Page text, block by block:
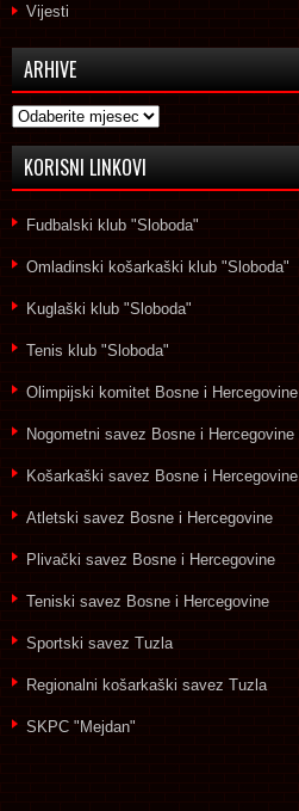
Vijesti
ARHIVE
Arhive
KORISNI LINKOVI
Fudbalski klub "Sloboda"
Omladinski košarkaški klub "Sloboda"
Kuglaški klub "Sloboda"
Tenis klub "Sloboda"
Olimpijski komitet Bosne i Hercegovine
Nogometni savez Bosne i Hercegovine
Košarkaški savez Bosne i Hercegovine
Atletski savez Bosne i Hercegovine
Plivački savez Bosne i Hercegovine
Teniski savez Bosne i Hercegovine
Sportski savez Tuzla
Regionalni košarkaški savez Tuzla
SKPC "Mejdan"